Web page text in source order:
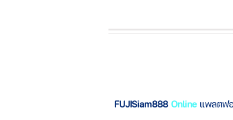
FUJISiam888 Onlineแพลตฟ